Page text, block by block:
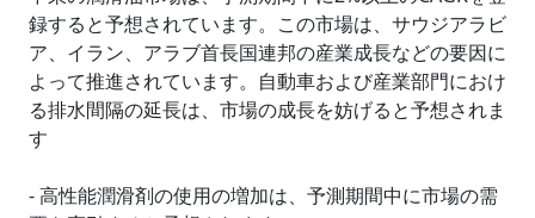
録すると予想されています。この市場は、サウジアラビ
ア、イラン、アラブ首長国連邦の産業成長などの要因に
よって推進されています。自動車および産業部門におけ
る排水間隔の延長は、市場の成長を妨げると予想されま
す
- 高性能潤滑剤の使用の増加は、予測期間中に市場の需